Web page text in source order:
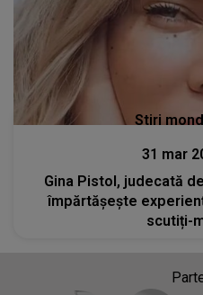
Stiri
31 mar
Gina Pistol, judecată
împărtășește
scutiți-